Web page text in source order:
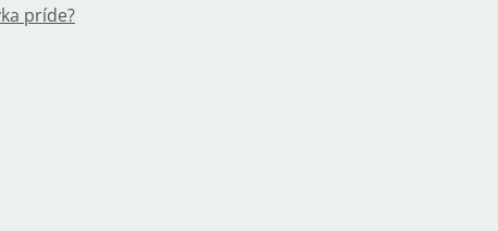
príde?